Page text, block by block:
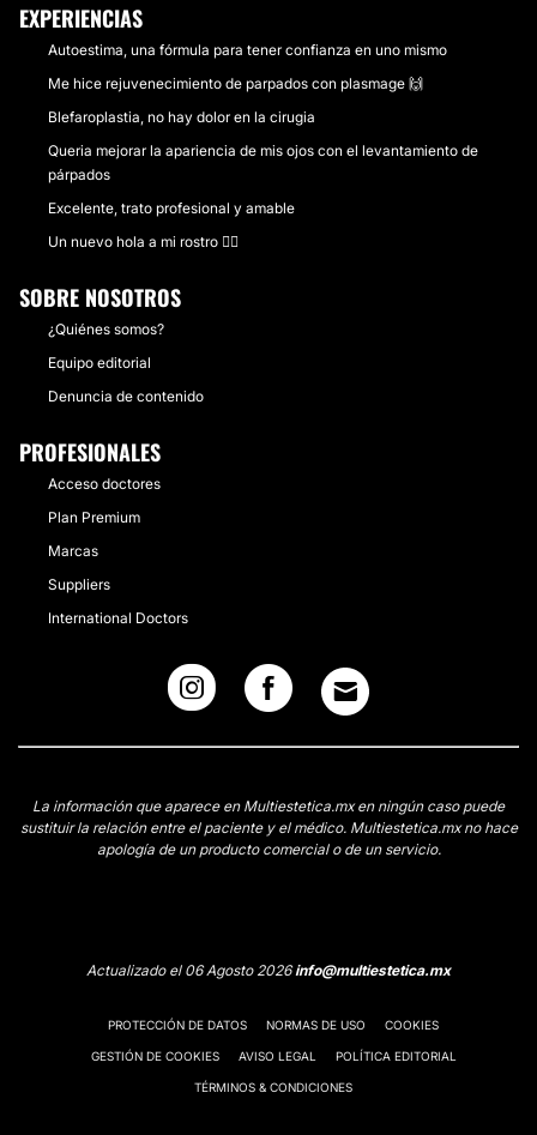
EXPERIENCIAS
Autoestima, una fórmula para tener confianza en uno mismo
Me hice rejuvenecimiento de parpados con plasmage 🙌
Blefaroplastia, no hay dolor en la cirugia
Queria mejorar la apariencia de mis ojos con el levantamiento de
párpados
Excelente, trato profesional y amable
Un nuevo hola a mi rostro 💇‍♀️
SOBRE NOSOTROS
¿Quiénes somos?
Equipo editorial
Denuncia de contenido
PROFESIONALES
Acceso doctores
Plan Premium
Marcas
Suppliers
International Doctors
La información que aparece en Multiestetica.mx en ningún caso puede
sustituir la relación entre el paciente y el médico. Multiestetica.mx no hace
apología de un producto comercial o de un servicio.
Actualizado el 06 Agosto 2026info@multiestetica.mx
PROTECCIÓN DE DATOS NORMAS DE USO COOKIES
GESTIÓN DE COOKIES AVISO LEGAL POLÍTICA EDITORIAL
TÉRMINOS & CONDICIONES